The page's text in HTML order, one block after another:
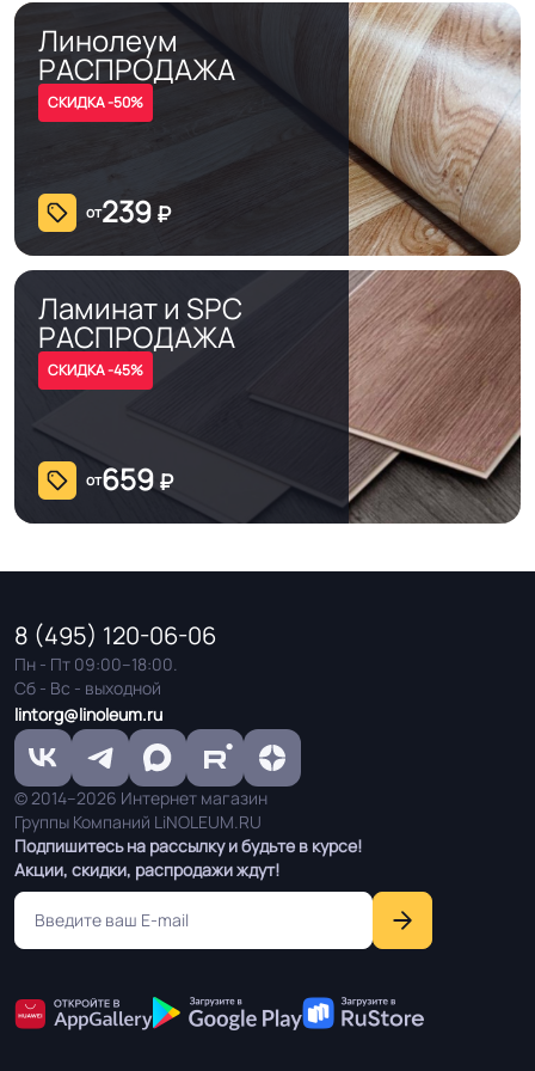
Истираемость, не
более г/кв.м.
Безопасность
материала ГОСТ, ТУ,
ISO
Сертифицирован на территории
РФ и СНГ
Остаточная
деформация
≤1,0 мм
ТУ, ISO
СП 2.5.3650-20
Условия хранения Крытое, сухое помещение.
Дизайн рисунка
Линолеум
РАСПРОДАЖА
СКИДКА -50%
от239 ₽
Ламинат и SPC
РАСПРОДАЖА
СКИДКА -45%
от659 ₽
Подпишитесь на рассылку и будьте в курсе!
Акции, скидки, распродажи ждут!
8 (495) 120-06-06
Пн - Пт 09:00–18:00.
Сб - Вс - выходной
lintorg@linoleum.ru
© 2014–2026 Интернет магазин
Группы Компаний LiNOLEUM.RU